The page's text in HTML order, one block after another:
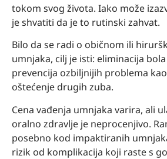
tokom svog života. Iako može
je shvatiti da je to rutinski zahvat.
Bilo da se radi o običnom ili
umnjaka, cilj je isti: eliminacija
prevencija ozbiljnijih problema
oštećenje drugih zuba.
Cena vađenja umnjaka varira, ali
oralno zdravlje je neprocenjivo.
posebno kod impaktiranih
rizik od komplikacija koji raste s